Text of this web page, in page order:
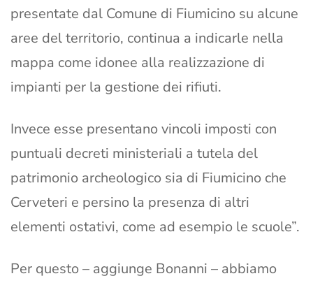
presentate dal Comune di Fiumicino su alcune
aree del territorio, continua a indicarle nella
mappa come idonee alla realizzazione di
impianti per la gestione dei rifiuti.
Invece esse presentano vincoli imposti con
puntuali decreti ministeriali a tutela del
patrimonio archeologico sia di Fiumicino che
Cerveteri e persino la presenza di altri
elementi ostativi, come ad esempio le scuole”.
Per questo – aggiunge Bonanni – abbiamo